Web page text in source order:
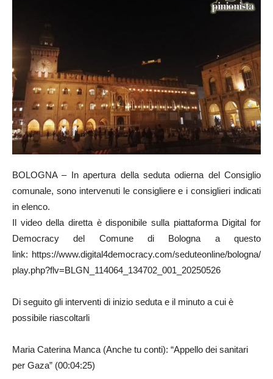
BOLOGNA – In apertura della seduta odierna del Consiglio
comunale, sono intervenuti le consigliere e i consiglieri indicati
in elenco.
Il video della diretta è disponibile sulla piattaforma Digital for
Democracy del Comune di Bologna a questo
link: https://www.digital4democracy.com/seduteonline/bologna/
play.php?flv=BLGN_114064_134702_001_20250526
Di seguito gli interventi di inizio seduta e il minuto a cui è
possibile riascoltarli
Maria Caterina Manca (Anche tu conti): “Appello dei sanitari
per Gaza” (00:04:25)